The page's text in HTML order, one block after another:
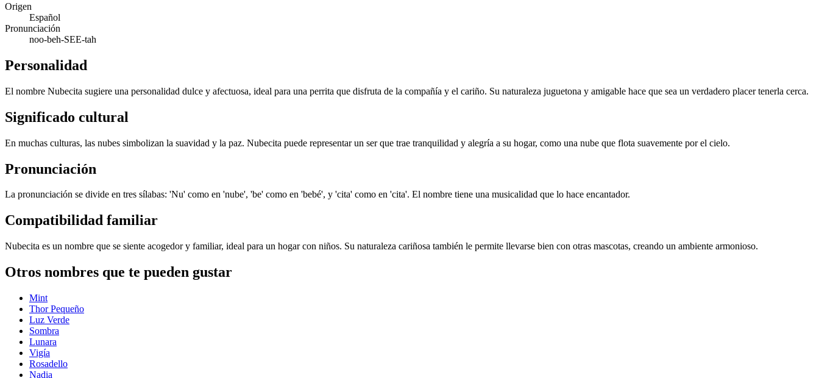
Origen
Español
Pronunciación
noo-beh-SEE-tah
Personalidad
El nombre Nubecita sugiere una personalidad dulce y afectuosa, ideal para una perrita que disfruta de la compañía y el cariño. Su naturaleza juguetona y amigable hace que sea un verdadero placer tenerla cerca.
Significado cultural
En muchas culturas, las nubes simbolizan la suavidad y la paz. Nubecita puede representar un ser que trae tranquilidad y alegría a su hogar, como una nube que flota suavemente por el cielo.
Pronunciación
La pronunciación se divide en tres sílabas: 'Nu' como en 'nube', 'be' como en 'bebé', y 'cita' como en 'cita'. El nombre tiene una musicalidad que lo hace encantador.
Compatibilidad familiar
Nubecita es un nombre que se siente acogedor y familiar, ideal para un hogar con niños. Su naturaleza cariñosa también le permite llevarse bien con otras mascotas, creando un ambiente armonioso.
Otros nombres que te pueden gustar
Mint
Thor Pequeño
Luz Verde
Sombra
Lunara
Vigía
Rosadello
Nadia